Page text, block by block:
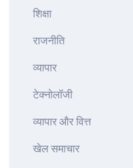
शिक्षा
राजनीति
व्यापार
टेक्नोलॉजी
व्यापार और वित्त
खेल समाचार